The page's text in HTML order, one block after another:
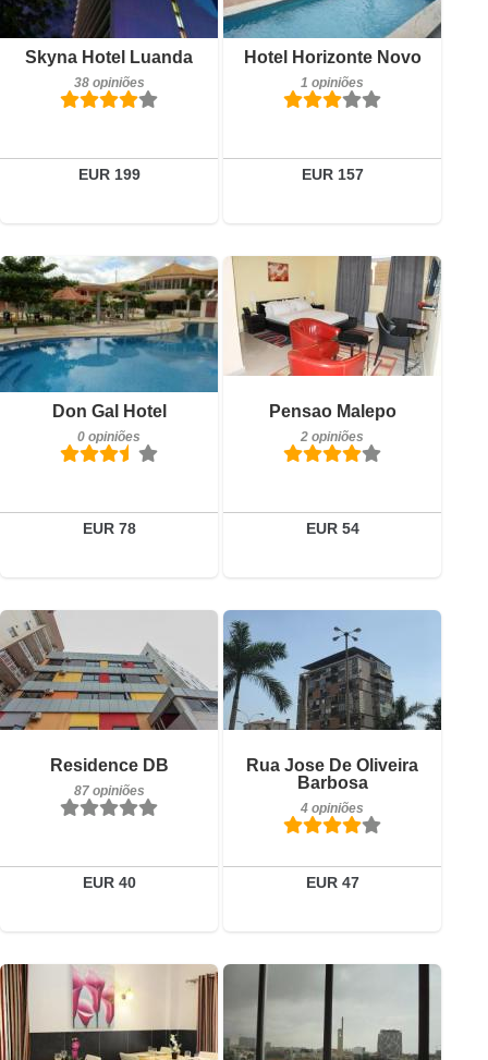
Skyna Hotel Luanda
38 opiniões
EUR 199
38 opiniões
Reservar
Hotel Horizonte Novo
1 opiniões
EUR 157
1 opiniões
Reservar
Don Gal Hotel
0 opiniões
EUR 78
0 opiniões
Detalhes
Reservar
Pensao Malepo
2 opiniões
EUR 54
2 opiniões
Detalhes
Reservar
Residence DB
87 opiniões
EUR 40
87 opiniões
Reservar
Rua Jose De Oliveira
Barbosa
4 opiniões
EUR 47
4 opiniões
Detalhes
Reservar
0 opiniões
Detalhes